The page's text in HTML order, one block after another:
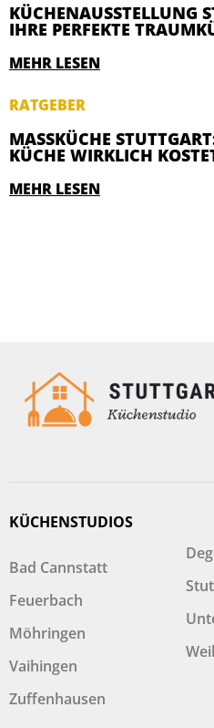
KÜCHENAUSSTELLUNG
IHRE PERFEKTE
MEHR LESEN
RATGEBER
MASSKÜCHE STUTTGART:
CHE WIRKLICH KOSTET
MEHR LESEN
KÜCHENSTUDIOS
Bad Cannstatt
Feuerbach
Möhringen
Vaihingen
Zuffenhausen